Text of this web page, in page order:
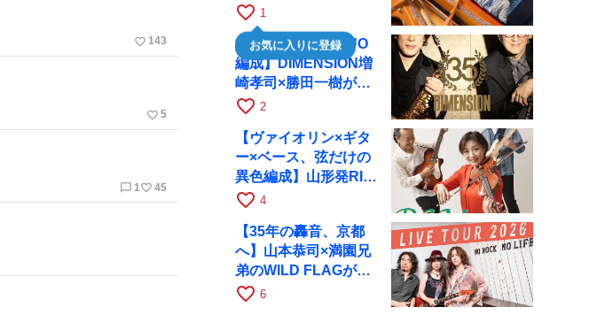
favorite_border 143
favorite_border 5
chat_bubble_outline 1 favorite_border 45
一が11月12日に京都
RAGへ
favorite_border 1
お気に入りに登録
【35周年で初のDUO
編成】DIMENSION増
崎孝司×勝田一樹が10
月11日に京都RAGへ
favorite_border 2
【ヴァイオリン×ギタ
ー×ベース、弦だけの
異色編成】山形発RIM
が初全国ツアーで8月
favorite_border 4
【35年の轟音、京都
へ】山本恭司×満園兄
弟のWILD FLAGが8
月6日にRAGでライブ
favorite_border 6